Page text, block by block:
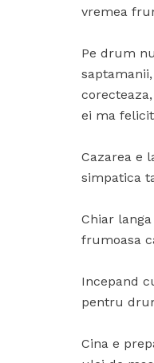
vremea
Pe drum
ei ma
Cazarea e
simpatica
Chiar
frumoasa
Incepand
pentru
Cina e